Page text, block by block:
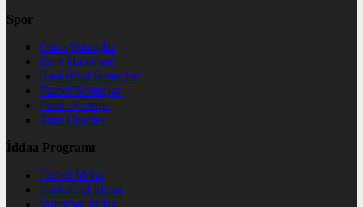
Spor
Canlı Sonuçlar
Spor Haberleri
Basketbol Sonuçlar
Futbol Sonuçlar
Puan Durumu
Tüm Oranlar
İddaa Programı
Futbol İddaa
Basketbol İddaa